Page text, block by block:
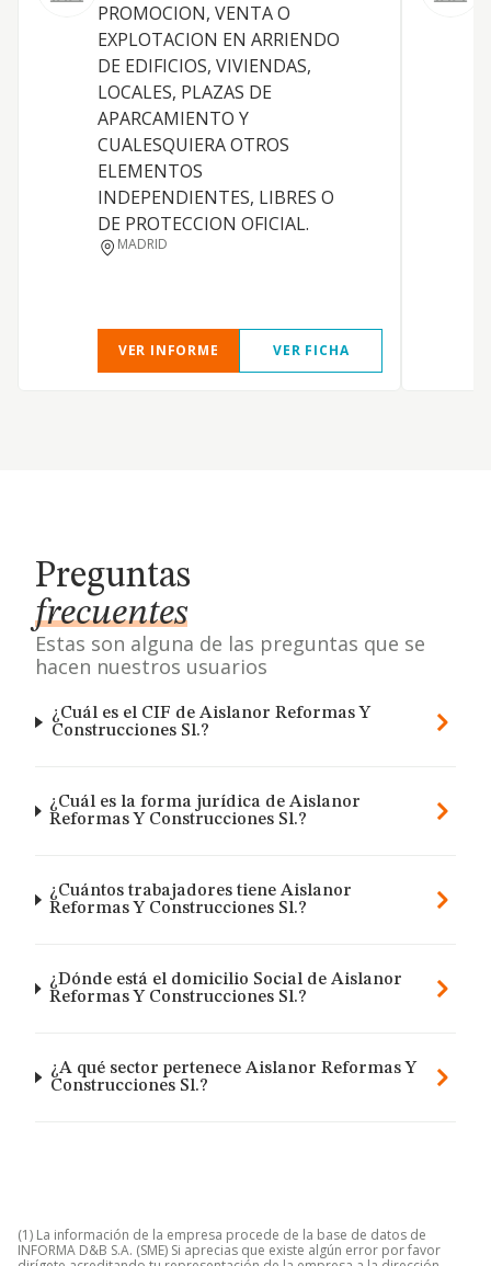
PROMOCION, VENTA O
EXPLOTACION EN ARRIENDO
DE EDIFICIOS, VIVIENDAS,
LOCALES, PLAZAS DE
APARCAMIENTO Y
CUALESQUIERA OTROS
ELEMENTOS
INDEPENDIENTES, LIBRES O
DE PROTECCION OFICIAL.
MADRID
VER INFORME VER FICHA
Preguntas
frecuentes
Estas son alguna de las preguntas que se
hacen nuestros usuarios
¿Cuál es el CIF de Aislanor Reformas Y
Construcciones Sl.?
¿Cuál es la forma jurídica de Aislanor
Reformas Y Construcciones Sl.?
¿Cuántos trabajadores tiene Aislanor
Reformas Y Construcciones Sl.?
¿Dónde está el domicilio Social de Aislanor
Reformas Y Construcciones Sl.?
¿A qué sector pertenece Aislanor Reformas Y
Construcciones Sl.?
(1) La información de la empresa procede de la base de datos de
INFORMA D&B S.A. (SME) Si aprecias que existe algún error por favor